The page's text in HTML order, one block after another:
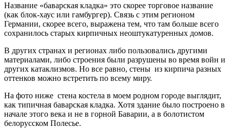
Название «баварская кладка» это скорее торговое название
(как блок-хаус или гамбургер). Связь с этим регионом
Германии, скорее всего, выражена тем, что там больше всего
сохранилось старых кирпичных неоштукатуренных домов.
В других странах и регионах либо пользовались другими
материалами, либо строения были разрушены во время войн и
других катаклизмов. Но все равно, стены из кирпича разных
оттенков можно встретить по всему миру.
На фото ниже стена костела в моем родном городе выглядит,
как типичная баварская кладка. Хотя здание было построено в
начале этого века и не в горной Баварии, а в болотистом
белорусском Полесье.